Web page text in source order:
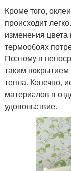
Кроме того,
происходит
изменения цвета
термообоях
Поэтому в
таким покрытием
тепла. Конечно,
материалов в
удовольствие.